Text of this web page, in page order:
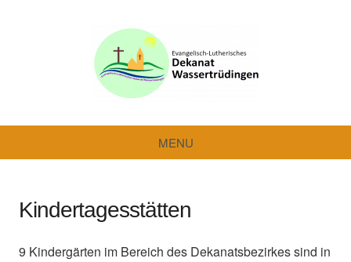
WassertrüdingenMENU
Kindertagesstätten
9 Kindergärten im Bereich des Dekanatsbezirkes sind in